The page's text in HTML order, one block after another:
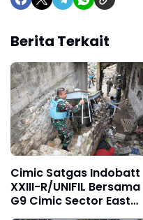
Berita Terkait
Cimic Satgas Indobatt
XXIII-R/UNIFIL Bersama
G9 Cimic Sector East
dan Cimic Spanbatt, Di